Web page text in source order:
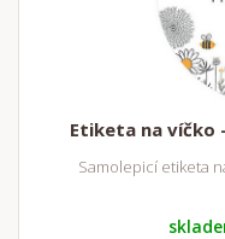
Etiketa na víčko
Samolepicí etiketa